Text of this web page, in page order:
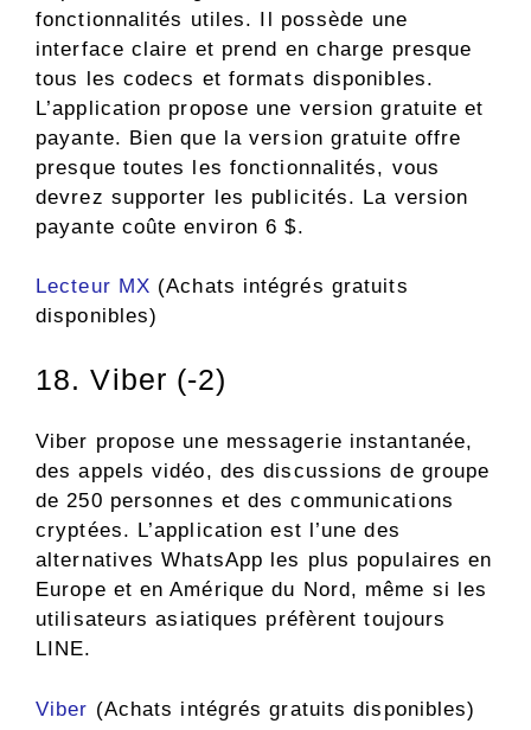
fonctionnalités utiles. Il possède une
interface claire et prend en charge presque
tous les codecs et formats disponibles.
L’application propose une version gratuite et
payante. Bien que la version gratuite offre
presque toutes les fonctionnalités, vous
devrez supporter les publicités. La version
payante coûte environ 6 $.
Lecteur MX (Achats intégrés gratuits
disponibles)
18. Viber (-2)
Viber propose une messagerie instantanée,
des appels vidéo, des discussions de groupe
de 250 personnes et des communications
cryptées. L’application est l’une des
alternatives WhatsApp les plus populaires en
Europe et en Amérique du Nord, même si les
utilisateurs asiatiques préfèrent toujours
LINE.
Viber (Achats intégrés gratuits disponibles)